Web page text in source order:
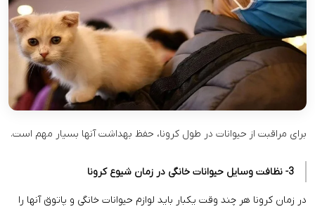
برای مراقبت از حیوانات در طول کرونا، حفظ بهداشت آنها بسیار مهم است.
3- نظافت وسایل حیوانات خانگی در زمان شیوع کرونا
در زمان کرونا هر چند وقت یکبار باید لوازم حیوانات خانگی و پاتوق آنها را